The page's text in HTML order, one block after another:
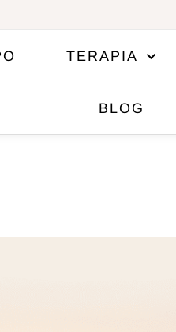
TERAPIA
BLOG